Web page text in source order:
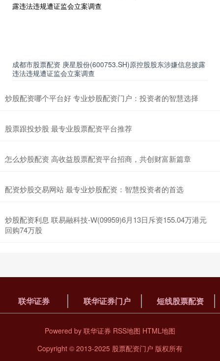
成都市股票配资 庚星股份(600753.SH)原控股股东涉嫌信息披露
违法违规遭证监会立案调查
炒股配资哪个平台好 专业炒股配资门户：投资者的智慧选择
股票跟投炒股 最专业股票配资平台推荐
怎么炒股配资 高收益股票配资平台招商，共创财富新篇章
配资炒股交易网站 最专业炒股配资：智慧投资者的首选
炒股配资利息 联易融科技-W(09959)6月13日斥资155.04万港元
回购74万股
联华证券 联华证券门户 短线股票配资
Powered by 联华证券 RSS地图 HTML地图
Copyright © 2013-2025 股票配资门户 版权所有